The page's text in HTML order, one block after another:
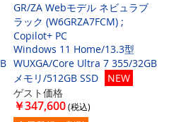
GR/ZA Webモデル ネビュラブ
ラック (W6GRZA7FCM) ;
Copilot+ PC
Windows 11 Home/13.3型
WUXGA/Core Ultra 7 355/32GB
メモリ/512GB SSD
NEW
ゲスト価格
￥347,600